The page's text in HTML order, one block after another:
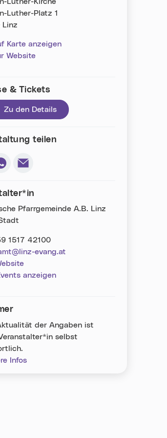
Luther-Platz 1
Linz
Karte anzeigen
Website
Fenster)
& Tickets
Zu den Details
Fenster)
teilen
Pfarrgemeinde A.B. Linz
1517 42100
evang.at
anzeigen
der Angaben ist
selbst
Infos